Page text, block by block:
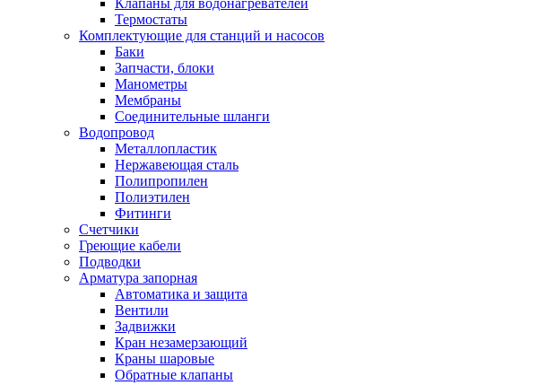
Термостаты
Комплектующие для станций и насосов
Баки
Запчасти, блоки
Манометры
Мембраны
Соединительные шланги
Водопровод
Металлопластик
Нержавеющая сталь
Полипропилен
Полиэтилен
Фитинги
Счетчики
Греющие кабели
Подводки
Арматура запорная
Автоматика и защита
Вентили
Задвижки
Кран незамерзающий
Краны шаровые
Обратные клапаны